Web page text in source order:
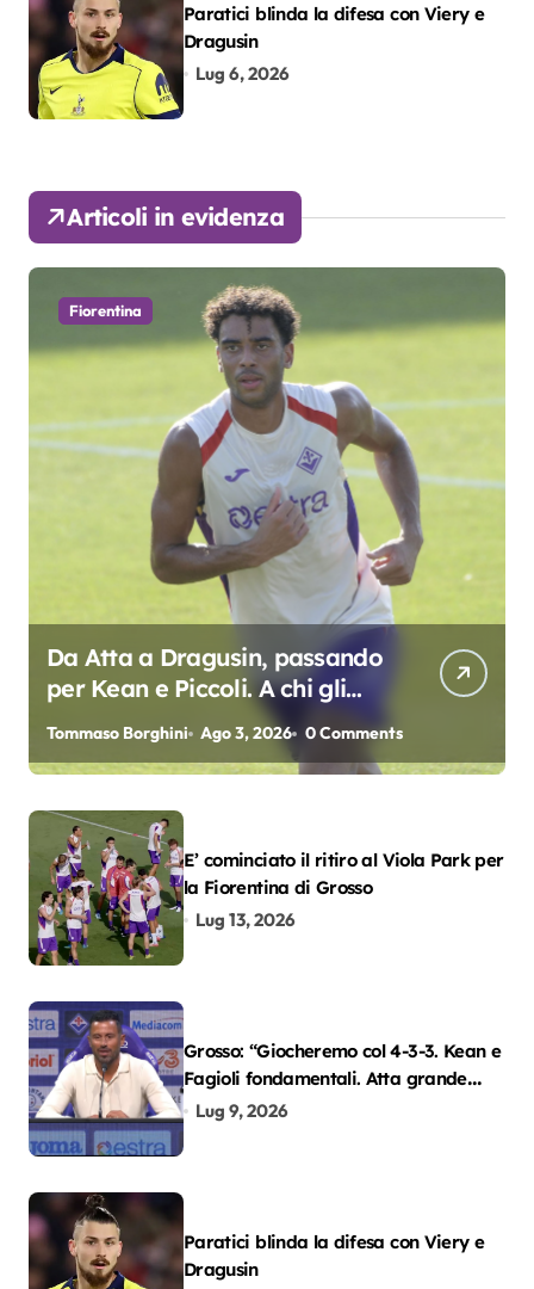
Paratici blinda la difesa con Viery e
Dragusin
Lug 6, 2026
Articoli in evidenza
Fiorentina
Da Atta a Dragusin, passando
per Kean e Piccoli. A chi gli
oscar del precampionato?
Tommaso Borghini Ago 3, 2026 0 Comments
E’ cominciato il ritiro al Viola Park per
la Fiorentina di Grosso
Lug 13, 2026
Grosso: “Giocheremo col 4-3-3. Kean e
Fagioli fondamentali. Atta grande
colpo”
Lug 9, 2026
Paratici blinda la difesa con Viery e
Dragusin